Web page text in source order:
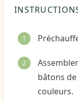
bâtons
couleurs.